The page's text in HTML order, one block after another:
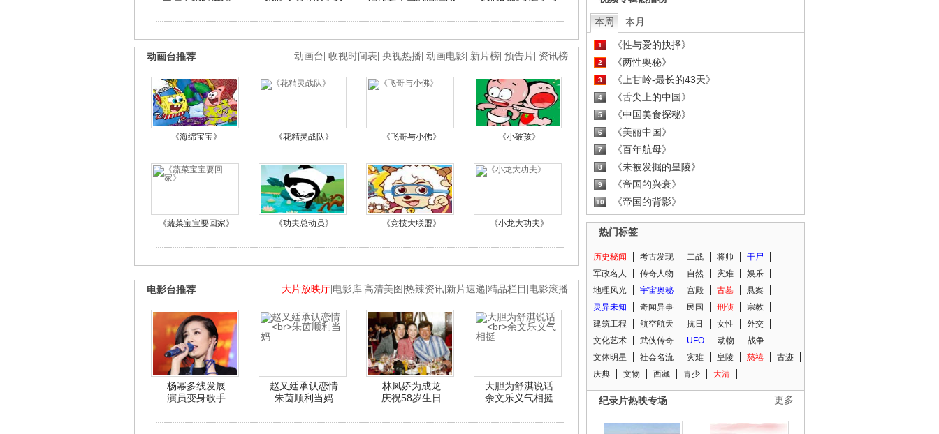
动画台 收视时间表 央视热播 动画电影 新片榜 预告片 资讯榜
动画台推荐
《海绵宝宝》 《花精灵战队》 《飞哥与小佛》 《小破孩》
《蔬菜宝宝要回家》 《功夫总动员》 《竞技大联盟》 《小龙大功夫》
大片放映厅 电影库 高清美图 热辣资讯 新片速递 精品栏目 电影滚播
电影台推荐
杨幂多线发展
演员变身歌手
赵又廷承认恋情
朱茵顺利当妈
林凤娇为成龙
庆祝58岁生日
大胆为舒淇说话
余文乐义气相挺
本周 本月
1 《性与爱的抉择》
2 《两性奥秘》
3 《上甘岭-最长的43天》
4 《舌尖上的中国》
5 《中国美食探秘》
6 《美丽中国》
7 《百年航母》
8 《未被发掘的皇陵》
9 《帝国的兴衰》
10 《帝国的背影》
热门标签
历史秘闻 考古发现 二战 将帅
干尸
军政名人
传奇人物 自然 灾难
娱乐
地理风光
宇宙奥秘 宫殿 古墓
悬案
灵异未知
奇闻异事 民国 刑侦
宗教
建筑工程
航空航天 抗日 女性
外交
文化艺术
武侠传奇 UFO 动物
战争
文体明星
社会名流 灾难 皇陵 慈禧
古迹
庆典
文物 西藏 青少 大清
更多
纪录片热映专场